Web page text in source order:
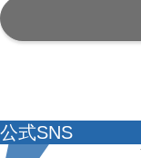
公式SNS